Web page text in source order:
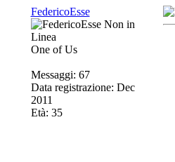
FedericoEsse
One of Us
Messaggi: 67
Data registrazione: Dec
2011
Età: 35